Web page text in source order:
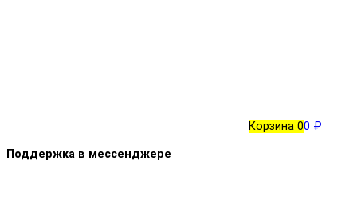
Корзина 00 ₽
Поддержка в мессенджере